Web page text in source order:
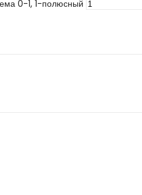
0-1, 1-полюсный